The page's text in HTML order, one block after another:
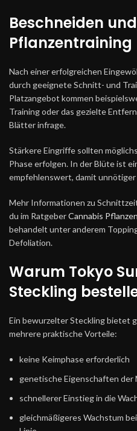
Beschneiden und
Pflanzentraining
Nach einer erfolgreichen
durch geeignete Schnitt- und
Platzangebot kommen
Training oder das gezielte
Blätter infrage.
Stärkere Eingriffe sollten
Phase erfolgen. In der Blüte ist
empfehlenswert, damit
Mehr Informationen zu
du im RatgeberCannabis
behandelt unter anderem
Defoliation.
Warum Tokyo
Steckling
Ein bewurzelter Steckling bietet
mehrere praktische Vorteile:
keine Keimphase erforderlich
genetische Eigenschaften
schnellerer Einstieg in die
gleichmäßigeres Wachstum